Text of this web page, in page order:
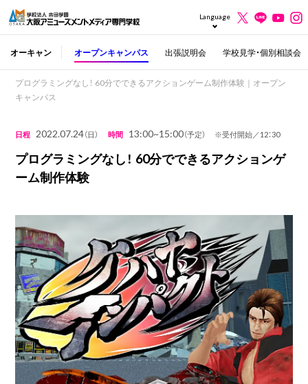
Language
オーキャン オープンキャンパス 出張説明会 学校見学・個別相談会
プログラミングなし！ 60分でできるアクションゲーム制作体験｜オープン
キャンパス
日程 2022.07.24（日） 時間 13:00~15:00（予定） ※受付開始／12：30
プログラミングなし！ 60分でできるアクションゲ
ーム制作体験